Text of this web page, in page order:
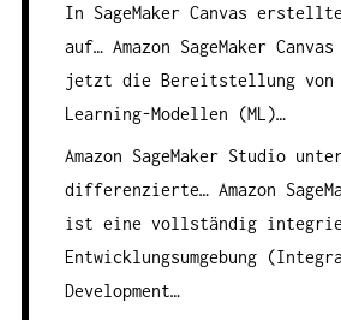
In SageMaker Canvas
auf…Amazon SageMaker
jetzt die Bereitstellung von
Learning-Modellen (ML)…
Amazon SageMaker Studio
differenzierte…Amazon
ist eine vollständig
Entwicklungsumgebung
Development…